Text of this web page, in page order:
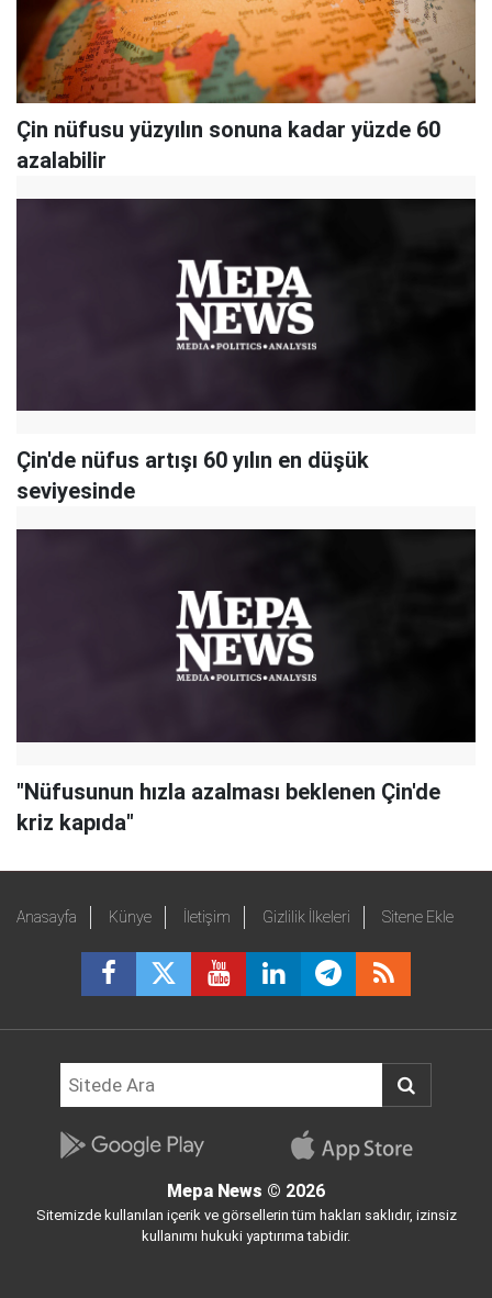
Çin nüfusu yüzyılın sonuna kadar yüzde 60
azalabilir
Çin'de nüfus artışı 60 yılın en düşük
seviyesinde
"Nüfusunun hızla azalması beklenen Çin'de
kriz kapıda"
Anasayfa Künye İletişim Gizlilik İlkeleri Sitene Ekle
Mepa News © 2026
Sitemizde kullanılan içerik ve görsellerin tüm hakları saklıdır, izinsiz
kullanımı hukuki yaptırıma tabidir.